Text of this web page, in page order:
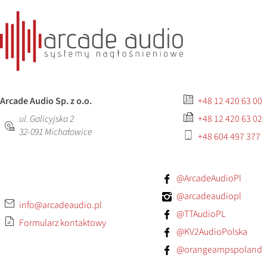
Arcade Audio Sp. z o.o.
ul. Galicyjska 2
32-091Michałowice
+48 12 420 63 00
+48 12 420 63 02
+48 604 497 377
info@arcadeaudio.pl
Formularz kontaktowy
@ArcadeAudioPl
@arcadeaudiopl
@TTAudioPL
@KV2AudioPolska
@orangeampspoland